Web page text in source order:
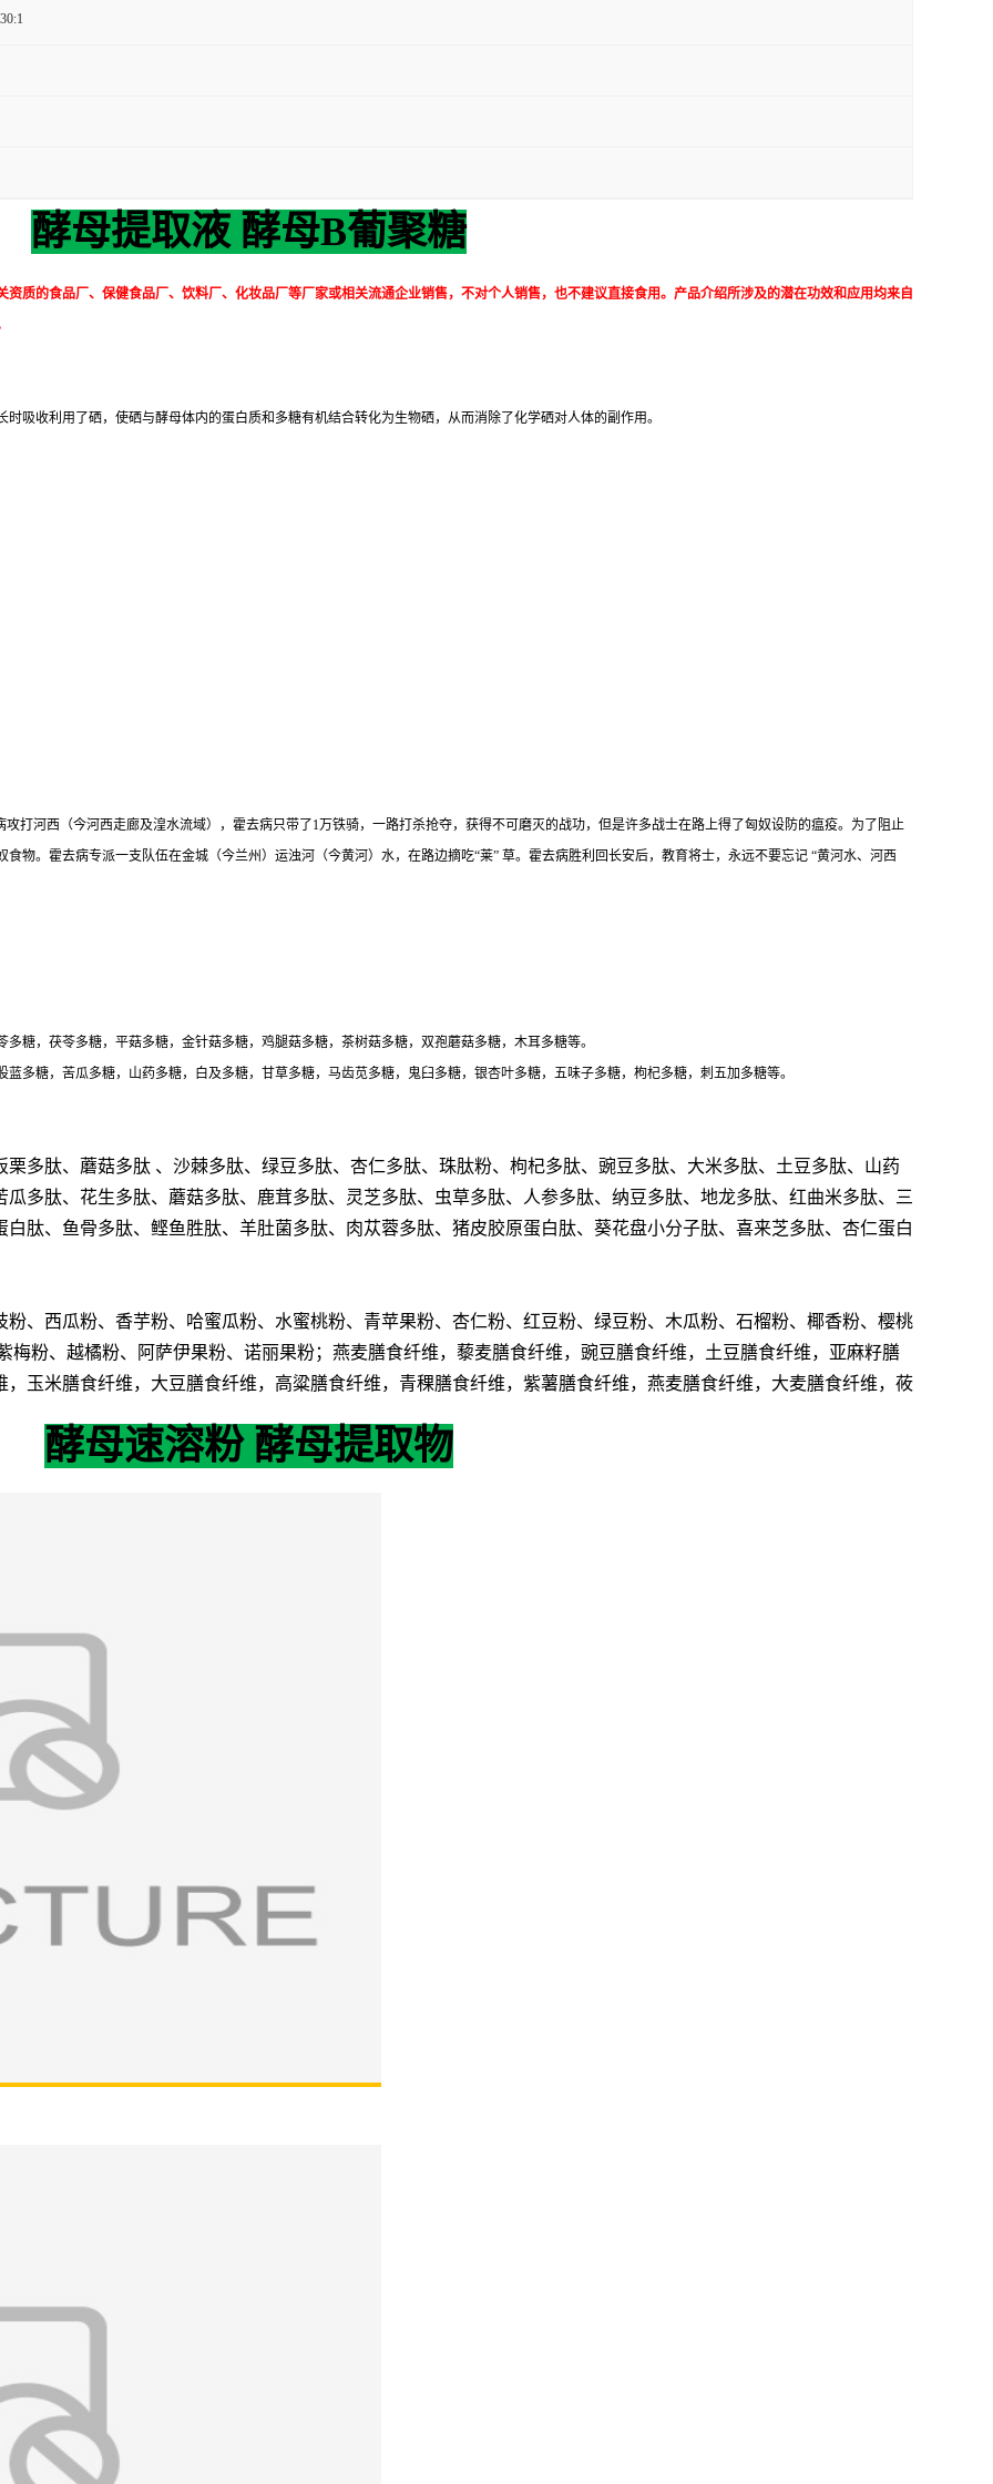
酵母提取液 酵母B葡聚糖
质的食品厂、保健食品厂、饮料厂、化妆品厂等厂家或相关流通企业销售，不对个人销售，也不建议直接食用。产品介绍所涉及的潜在功效和应用均来自
吸收利用了硒，使硒与酵母体内的蛋白质和多糖有机结合转化为生物硒，从而消除了化学硒对人体的副作用。
攻打河西（今河西走廊及湟水流域），霍去病只带了1万铁骑，一路打杀抢夺，获得不可磨灭的战功，但是许多战士在路上得了匈奴设防的瘟疫。为了阻止
物。霍去病专派一支队伍在金城（今兰州）运浊河（今黄河）水，在路边摘吃“莱” 草。霍去病胜利回长安后，教育将士，永远不要忘记 “黄河水、河西
糖，茯苓多糖，平菇多糖，金针菇多糖，鸡腿菇多糖，茶树菇多糖，双孢蘑菇多糖，木耳多糖等。
多糖，苦瓜多糖，山药多糖，白及多糖，甘草多糖，马齿苋多糖，鬼臼多糖，银杏叶多糖，五味子多糖，枸杞多糖，刺五加多糖等。
栗多肽、蘑菇多肽 、沙棘多肽、绿豆多肽、杏仁多肽、珠肽粉、枸杞多肽、豌豆多肽、大米多肽、土豆多肽、山药
多肽、花生多肽、蘑菇多肽、鹿茸多肽、灵芝多肽、虫草多肽、人参多肽、纳豆多肽、地龙多肽、红曲米多肽、三
肽、鱼骨多肽、鲣鱼胜肽、羊肚菌多肽、肉苁蓉多肽、猪皮胶原蛋白肽、葵花盘小分子肽、喜来芝多肽、杏仁蛋白
、西瓜粉、香芋粉、哈蜜瓜粉、水蜜桃粉、青苹果粉、杏仁粉、红豆粉、绿豆粉、木瓜粉、石榴粉、椰香粉、樱桃
梅粉、越橘粉、阿萨伊果粉、诺丽果粉；燕麦膳食纤维，藜麦膳食纤维，豌豆膳食纤维，土豆膳食纤维，亚麻籽膳
玉米膳食纤维，大豆膳食纤维，高粱膳食纤维，青稞膳食纤维，紫薯膳食纤维，燕麦膳食纤维，大麦膳食纤维，莜
酵母速溶粉 酵母提取物